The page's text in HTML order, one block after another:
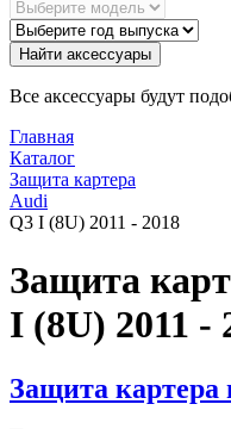
Найти аксессуары
Все аксессуары будут
Главная
Каталог
Защита картера
Audi
Q3 I (8U) 2011 - 2018
Защита
I (8U) 2011 -
Защита